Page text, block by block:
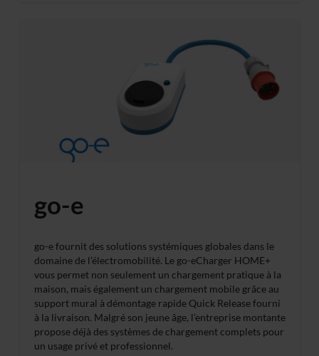
go-e
go-e fournit des solutions systémiques globales dans le
domaine de l’électromobilité. Le go-eCharger HOME+
vous permet non seulement un chargement pratique à la
maison, mais également un chargement mobile grâce au
support mural à démontage rapide Quick Release fourni
à la livraison. Malgré son jeune âge, l’entreprise montante
propose déjà des systèmes de chargement complets pour
un usage privé et professionnel.